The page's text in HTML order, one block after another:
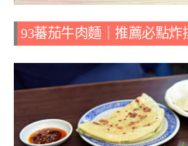
93蕃茄牛肉麵｜推薦必點炸